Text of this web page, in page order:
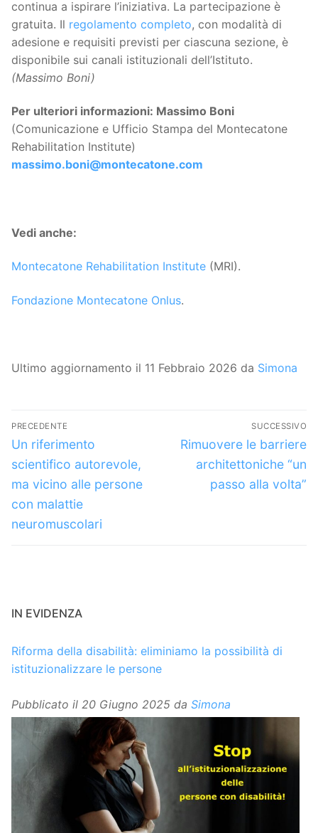
continua a ispirare l’iniziativa. La partecipazione è
gratuita. Il regolamento completo, con modalità di
adesione e requisiti previsti per ciascuna sezione, è
disponibile sui canali istituzionali dell’Istituto.
(Massimo Boni)
Per ulteriori informazioni: Massimo Boni
(Comunicazione e Ufficio Stampa del Montecatone
Rehabilitation Institute)
massimo.boni@montecatone.com
Vedi anche:
Montecatone Rehabilitation Institute (MRI).
Fondazione Montecatone Onlus.
Ultimo aggiornamento il 11 Febbraio 2026 da Simona
Navigazione
articoli
PRECEDENTE
Articolo
precedente:
Un riferimento
scientifico autorevole,
ma vicino alle persone
con malattie
neuromuscolari
SUCCESSIVO
Articolo
successivo:
Rimuovere le barriere
architettoniche “un
passo alla volta”
IN EVIDENZA
Riforma della disabilità: eliminiamo la possibilità di
istituzionalizzare le persone
Pubblicato il 20 Giugno 2025 da Simona